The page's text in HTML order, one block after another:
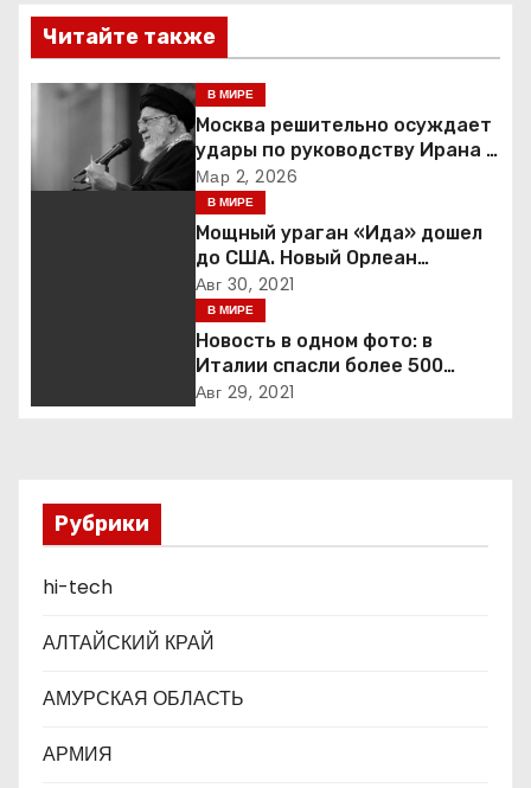
в
и
а
п
м
Читайте также
В МИРЕ
Москва решительно осуждает
удары по руководству Ирана и
призывает к немедленной
деэскалации
Мар 2, 2026
В МИРЕ
Мощный ураган «Ида» дошел
до США. Новый Орлеан
готовится к удару стихии
Авг 30, 2021
В МИРЕ
Новость в одном фото: в
Италии спасли более 500
мигрантов на рыбацкой лодке
Авг 29, 2021
Рубрики
hi-tech
АЛТАЙСКИЙ КРАЙ
АМУРСКАЯ ОБЛАСТЬ
АРМИЯ